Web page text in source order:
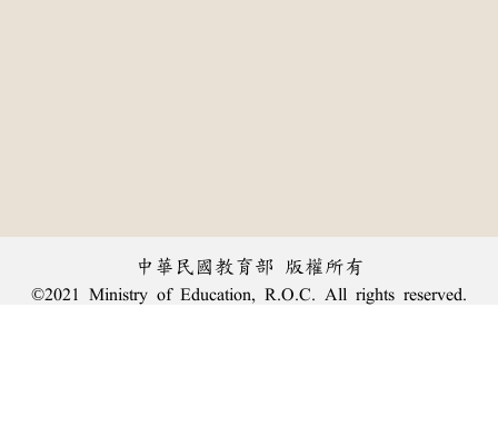
中華民國教育部 版權所有
©2021 Ministry of Education, R.O.C. All rights reserved.